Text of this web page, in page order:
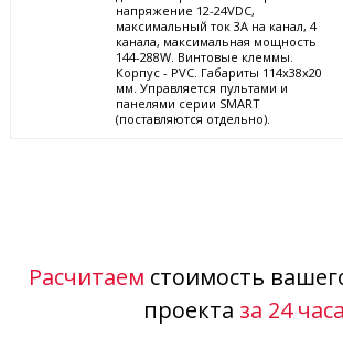
напряжение 12-24VDC,
максимальный ток 3A на канал, 4
канала, максимальная мощность
144-288W. Винтовые клеммы.
Корпус - PVC. Габариты 114x38x20
мм. Управляется пультами и
панелями серии SMART
(поставляются отдельно).
Расчитаем стоимость
проекта за 24